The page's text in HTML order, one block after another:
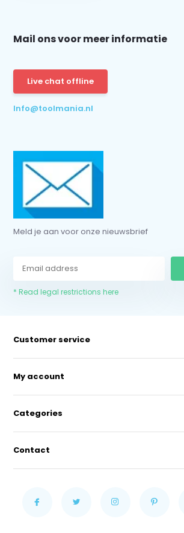
Mail ons voor meer informatie
Live chat offline
Info@toolmania.nl
Meld je aan voor onze nieuwsbrief
* Read legal restrictions here
Customer service
My account
Categories
Contact
* Read legal restrictions here